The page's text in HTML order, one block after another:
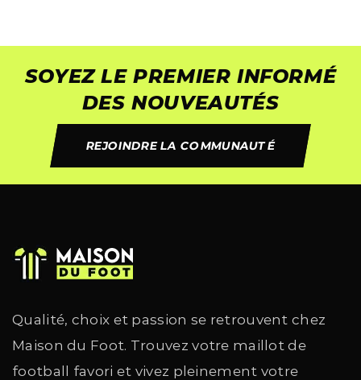
SOYEZ LE PREMIER INFORMÉ
DES NOUVEAUTÉS
REJOINDRE LA COMMUNAUTÉ
Qualité, choix et passion se retrouvent chez
Maison du Foot. Trouvez votre maillot de
football favori et vivez pleinement votre